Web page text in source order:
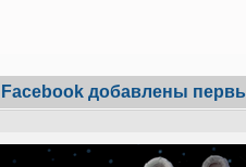
добавлены